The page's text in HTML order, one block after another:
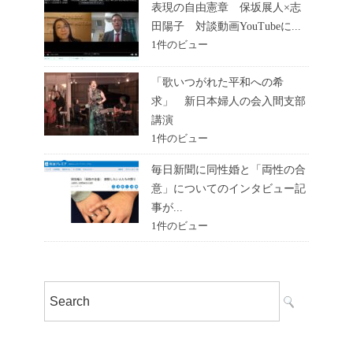
表現の自由憲章 保坂展人×志
田陽子 対談動画YouTubeに...
1件のビュー
「歌いつがれた平和への希
求」 新日本婦人の会入間支部
講演
1件のビュー
毎日新聞に同性婚と「両性の合
意」についてのインタビュー記
事が...
1件のビュー